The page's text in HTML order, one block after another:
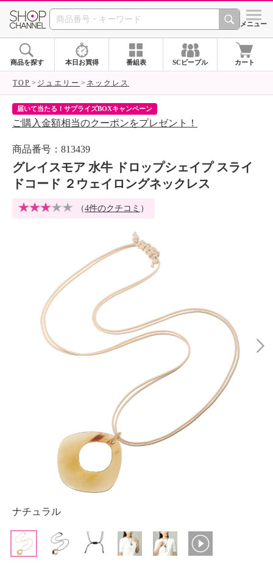
SHOP CHANNEL シメニュー
商品を探す 本日お買得 番組表 SCピープル カート
TOP ジュエリー ネックレス
届いて当たる！サプライズBOXキャンペーン
ご購入金額相当のクーポンをプレゼント！
商品番号：813439
グレイスモア 水牛 ドロップシェイプ スライ
ドコード ２ウェイロングネックレス
（4件のクチコミ ）
ナチュラル